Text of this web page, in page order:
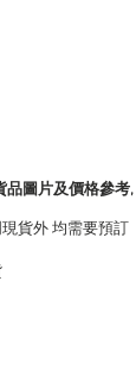
品圖片及價格參考,
貨外 均需要預訂